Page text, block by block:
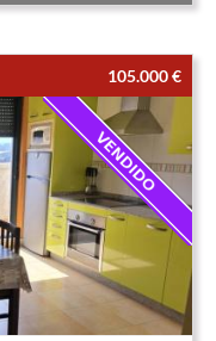
105.000 €